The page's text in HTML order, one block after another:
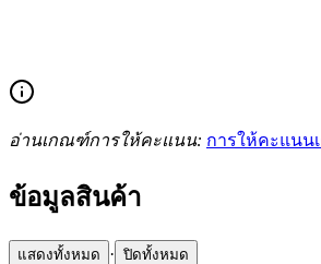
อ่านเกณฑ์การให้คะแนน: การให้คะแนน
ข้อมูลสินค้า
แสดงทั้งหมด · ปิดทั้งหมด